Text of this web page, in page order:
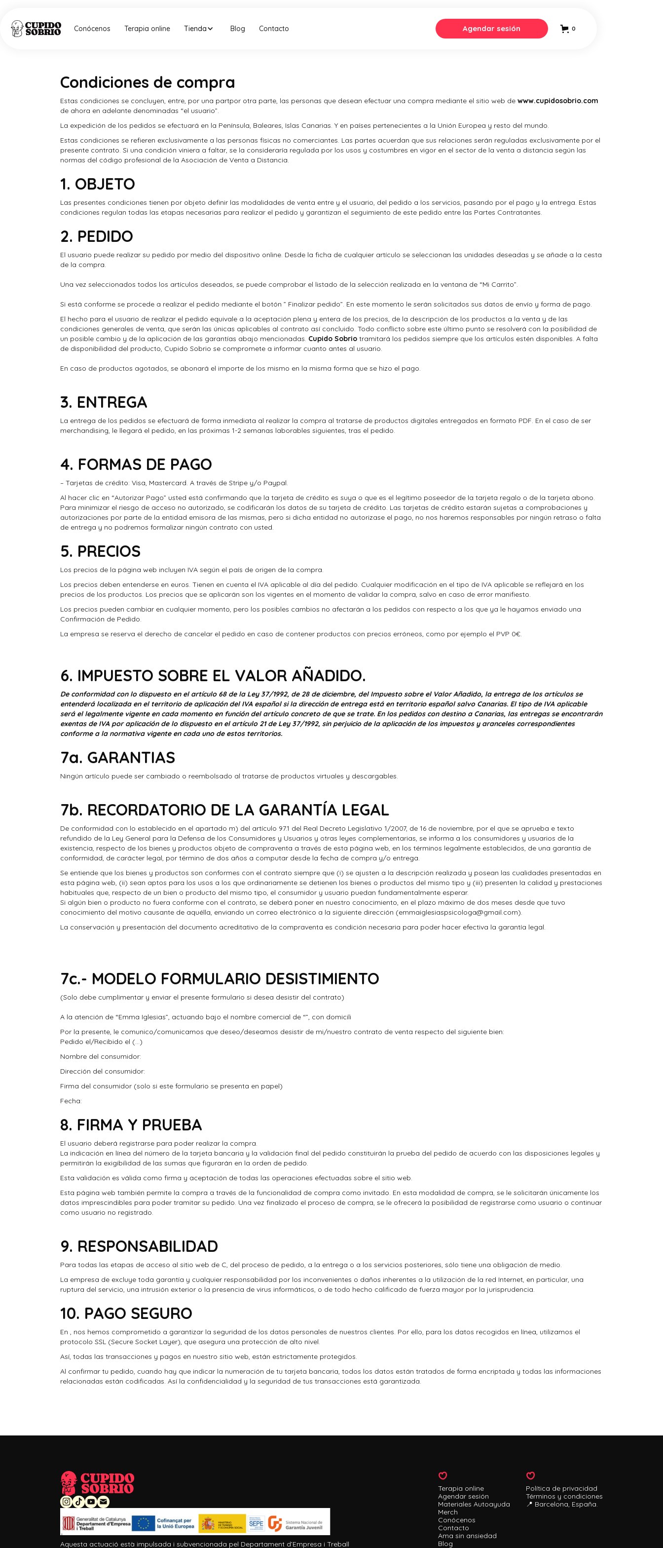
Conócenos Terapia online Tienda Blog Contacto Agendar sesión 0
Condiciones de compra
Estas condiciones se concluyen, entre, por una partpor otra parte, las personas que desean efectuar una compra mediante el sitio web de www.cupidosobrio.com
de ahora en adelante denominadas “el usuario”.
La expedición de los pedidos se efectuará en la Península, Baleares, Islas Canarias. Y en países pertenecientes a la Unión Europea y resto del mundo.
Estas condiciones se refieren exclusivamente a las personas físicas no comerciantes. Las partes acuerdan que sus relaciones serán reguladas exclusivamente por el
presente contrato. Si una condición viniera a faltar, se la consideraría regulada por los usos y costumbres en vigor en el sector de la venta a distancia según las
normas del código profesional de la Asociación de Venta a Distancia.
1. OBJETO
Las presentes condiciones tienen por objeto definir las modalidades de venta entre y el usuario, del pedido a los servicios, pasando por el pago y la entrega. Estas
condiciones regulan todas las etapas necesarias para realizar el pedido y garantizan el seguimiento de este pedido entre las Partes Contratantes.
2. PEDIDO
El usuario puede realizar su pedido por medio del dispositivo online. Desde la ficha de cualquier artículo se seleccionan las unidades deseadas y se añade a la cesta
de la compra.
Una vez seleccionados todos los artículos deseados, se puede comprobar el listado de la selección realizada en la ventana de “Mi Carrito”.
Si está conforme se procede a realizar el pedido mediante el botón ” Finalizar pedido”. En este momento le serán solicitados sus datos de envío y forma de pago.
El hecho para el usuario de realizar el pedido equivale a la aceptación plena y entera de los precios, de la descripción de los productos a la venta y de las
condiciones generales de venta, que serán las únicas aplicables al contrato así concluido. Todo conflicto sobre este último punto se resolverá con la posibilidad de
un posible cambio y de la aplicación de las garantías abajo mencionadas. Cupido Sobrio tramitará los pedidos siempre que los artículos estén disponibles. A falta
de disponibilidad del producto, Cupido Sobrio se compromete a informar cuanto antes al usuario.
En caso de productos agotados, se abonará el importe de los mismo en la misma forma que se hizo el pago.
3. ENTREGA
La entrega de los pedidos se efectuará de forma inmediata al realizar la compra al tratarse de productos digitales entregados en formato PDF. En el caso de ser
merchandising, le llegará el pedido, en las próximas 1-2 semanas laborables siguientes, tras el pedido.
4. FORMAS DE PAGO
– Tarjetas de crédito: Visa, Mastercard. A través de Stripe y/o Paypal.
Al hacer clic en “Autorizar Pago” usted está confirmando que la tarjeta de crédito es suya o que es el legítimo poseedor de la tarjeta regalo o de la tarjeta abono.
Para minimizar el riesgo de acceso no autorizado, se codificarán los datos de su tarjeta de crédito. Las tarjetas de crédito estarán sujetas a comprobaciones y
autorizaciones por parte de la entidad emisora de las mismas, pero si dicha entidad no autorizase el pago, no nos haremos responsables por ningún retraso o falta
de entrega y no podremos formalizar ningún contrato con usted.
5. PRECIOS
Los precios de la página web incluyen IVA según el país de origen de la compra.
Los precios deben entenderse en euros. Tienen en cuenta el IVA aplicable al día del pedido. Cualquier modificación en el tipo de IVA aplicable se reflejará en los
precios de los productos. Los precios que se aplicarán son los vigentes en el momento de validar la compra, salvo en caso de error manifiesto.
Los precios pueden cambiar en cualquier momento, pero los posibles cambios no afectarán a los pedidos con respecto a los que ya le hayamos enviado una
Confirmación de Pedido.
La empresa se reserva el derecho de cancelar el pedido en caso de contener productos con precios erróneos, como por ejemplo el PVP 0€.
6. IMPUESTO SOBRE EL VALOR AÑADIDO.
De conformidad con lo dispuesto en el artículo 68 de la Ley 37/1992, de 28 de diciembre, del Impuesto sobre el Valor Añadido, la entrega de los artículos se
entenderá localizada en el territorio de aplicación del IVA español si la dirección de entrega está en territorio español salvo Canarias. El tipo de IVA aplicable
será el legalmente vigente en cada momento en función del artículo concreto de que se trate. En los pedidos con destino a Canarias, las entregas se encontrarán
exentas de IVA por aplicación de lo dispuesto en el artículo 21 de Ley 37/1992, sin perjuicio de la aplicación de los impuestos y aranceles correspondientes
conforme a la normativa vigente en cada uno de estos territorios.
7a. GARANTIAS
Ningún artículo puede ser cambiado o reembolsado al tratarse de productos virtuales y descargables.
7b. RECORDATORIO DE LA GARANTÍA LEGAL
De conformidad con lo establecido en el apartado m) del artículo 97.1 del Real Decreto Legislativo 1/2007, de 16 de noviembre, por el que se aprueba e texto
refundido de la Ley General para la Defensa de los Consumidores y Usuarios y otras leyes complementarias, se informa a los consumidores y usuarios de la
existencia, respecto de los bienes y productos objeto de compraventa a través de esta página web, en los términos legalmente establecidos, de una garantía de
conformidad, de carácter legal, por término de dos años a computar desde la fecha de compra y/o entrega.
Se entiende que los bienes y productos son conformes con el contrato siempre que (i) se ajusten a la descripción realizada y posean las cualidades presentadas en
esta página web, (ii) sean aptos para los usos a los que ordinariamente se detienen los bienes o productos del mismo tipo y (iii) presenten la calidad y prestaciones
habituales que, respecto de un bien o producto del mismo tipo, el consumidor y usuario puedan fundamentalmente esperar.
Si algún bien o producto no fuera conforme con el contrato, se deberá poner en nuestro conocimiento, en el plazo máximo de dos meses desde que tuvo
conocimiento del motivo causante de aquélla, enviando un correo electrónico a la siguiente dirección (emmaiglesiaspsicologa@gmail.com).
La conservación y presentación del documento acreditativo de la compraventa es condición necesaria para poder hacer efectiva la garantía legal.
7c.- MODELO FORMULARIO DESISTIMIENTO
(Solo debe cumplimentar y enviar el presente formulario si desea desistir del contrato)
A la atención de “Emma Iglesias”, actuando bajo el nombre comercial de “”, con domicili
Por la presente, le comunico/comunicamos que deseo/deseamos desistir de mi/nuestro contrato de venta respecto del siguiente bien:
Pedido el/Recibido el (…)
Nombre del consumidor:
Dirección del consumidor:
Firma del consumidor (solo si este formulario se presenta en papel)
Fecha:
8. FIRMA Y PRUEBA
El usuario deberá registrarse para poder realizar la compra.
La indicación en línea del número de la tarjeta bancaria y la validación final del pedido constituirán la prueba del pedido de acuerdo con las disposiciones legales y
permitirán la exigibilidad de las sumas que figurarán en la orden de pedido.
Esta validación es válida como firma y aceptación de todas las operaciones efectuadas sobre el sitio web.
Esta página web también permite la compra a través de la funcionalidad de compra como invitado. En esta modalidad de compra, se le solicitarán únicamente los
datos imprescindibles para poder tramitar su pedido. Una vez finalizado el proceso de compra, se le ofrecerá la posibilidad de registrarse como usuario o continuar
como usuario no registrado.
9. RESPONSABILIDAD
Para todas las etapas de acceso al sitio web de C, del proceso de pedido, a la entrega o a los servicios posteriores, sólo tiene una obligación de medio.
La empresa de excluye toda garantía y cualquier responsabilidad por los inconvenientes o daños inherentes a la utilización de la red Internet, en particular, una
ruptura del servicio, una intrusión exterior o la presencia de virus informáticos, o de todo hecho calificado de fuerza mayor por la jurisprudencia.
10. PAGO SEGURO
En , nos hemos comprometido a garantizar la seguridad de los datos personales de nuestros clientes. Por ello, para los datos recogidos en línea, utilizamos el
protocolo SSL (Secure Socket Layer), que asegura una protección de alto nivel.
Así, todas las transacciones y pagos en nuestro sitio web, están estrictamente protegidos.
Al confirmar tu pedido, cuando hay que indicar la numeración de tu tarjeta bancaria, todos los datos están tratados de forma encriptada y todas las informaciones
relacionadas están codificadas. Así la confidencialidad y la seguridad de tus transacciones está garantizada.
Aquesta actuació està impulsada i subvencionada pel Departament d’Empresa i Treball
Terapia online
Agendar sesión
Materiales Autoayuda
Merch
Conócenos
Contacto
Ama sin ansiedad
Blog
Política de privacidad
Términos y condiciones
📍 Barcelona, España.